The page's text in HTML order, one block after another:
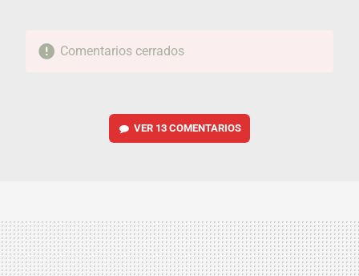
Comentarios cerrados
VER 13 COMENTARIOS